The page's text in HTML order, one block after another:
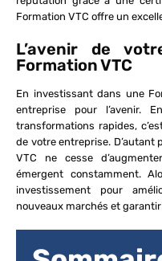
Formation VTC offre un
L’avenir de
Formation VTC
En investissant dans une
entreprise pour l’avenir.
transformations rapides,
de votre entreprise. D’autant
VTC ne cesse
émergent constamment.
investissement pour
nouveaux marchés et